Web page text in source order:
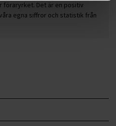
föraryrket. Det är en positiv
egna siffror och statistik från